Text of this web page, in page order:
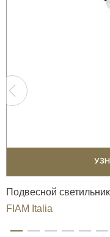
Подвесной
FIAM Italia